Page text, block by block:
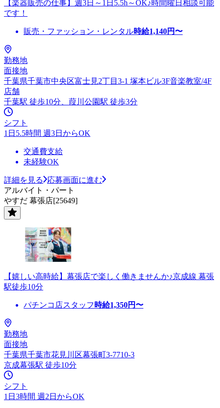
【楽器販売の仕事】週3日～1日5.5h～OK♪時間曜日相談可能
です！
販売・ファッション・レンタル時給1,140円〜
勤務地
面接地
千葉県千葉市中央区富士見2丁目3-1 塚本ビル3F音楽教室/4F
店舗
千葉駅 徒歩10分、葭川公園駅 徒歩3分
シフト
1日5.5時間 週3日からOK
交通費支給
未経験OK
詳細を見る
応募画面に進む
アルバイト・パート
やすだ 幕張店[25649]
【嬉しい高時給】幕張店で楽しく働きませんか♪京成線 幕張
駅徒歩10分
パチンコ店スタッフ 時給1,350円〜
勤務地
面接地
千葉県千葉市花見川区幕張町3-7710-3
京成幕張駅 徒歩10分
シフト
1日3時間 週2日からOK